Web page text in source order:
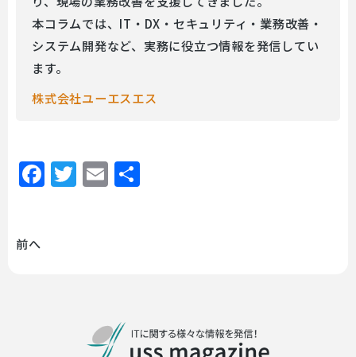
本コラムでは、IT・DX・セキュリティ・業務改善・
システム開発など、実務に役立つ情報を発信してい
ます。
株式会社ユーエスエス
Facebook
Twitter
Email
前へ